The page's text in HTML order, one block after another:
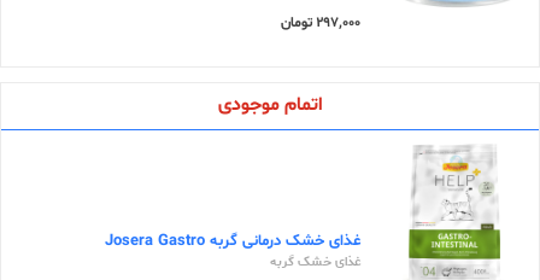
297,000 تومان
اتمام موجودی
غذای خشک درمانی گربه Josera Gastro
غذای خشک گربه